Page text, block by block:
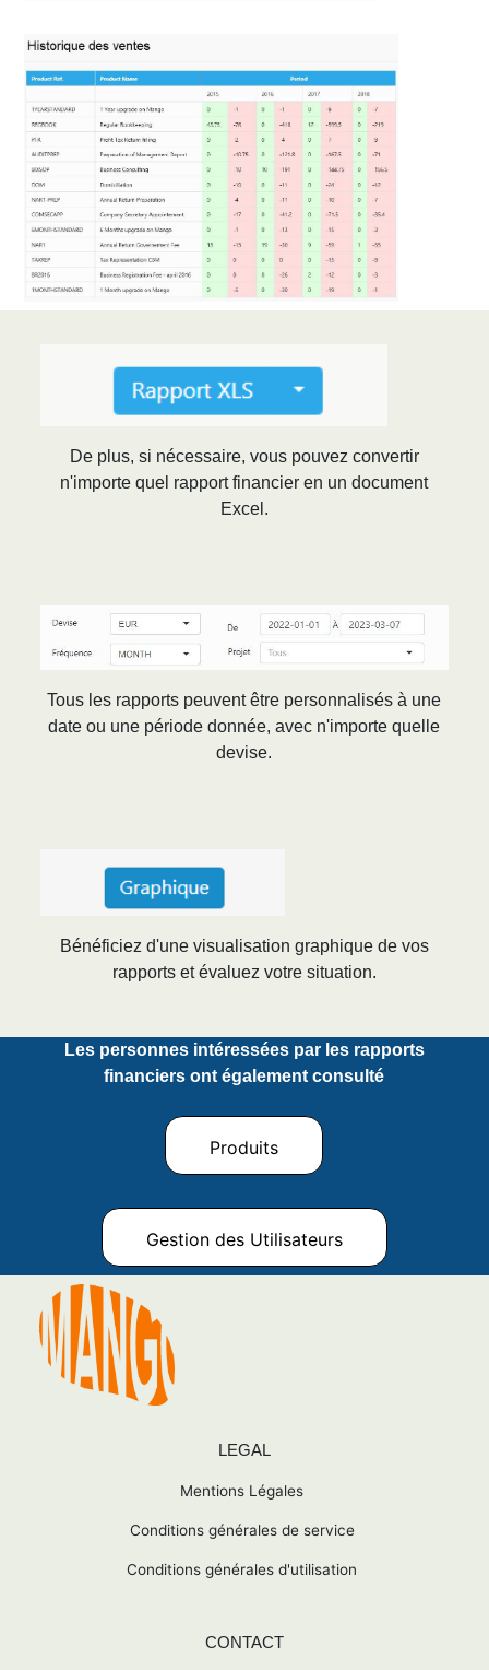
De plus, si nécessaire, vous pouvez convertir
n'importe quel rapport financier en un document
Excel .
Tous les rapports peuvent être personnalisés à une
date ou une période donnée, avec n'importe quelle
devise.
Bénéficiez d'une visualisation graphique de vos
rapports et évaluez votre situation.
Les personnes intéressées par les rapports
financiers ont également consulté
Produits
Gestion des Utilisateurs
LEGAL
Mentions Légales
Conditions générales de service
Conditions générales d'utilisation
CONTACT